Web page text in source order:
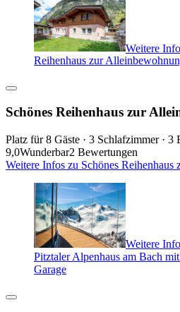
Weitere
Reihenhaus zur
Schönes Reihenhaus zur
Platz für 8 Gäste · 3 Schlafzimmer · 3
9,0Wunderbar2 Bewertungen
Weitere Infos zu Schönes
Weitere
Pitztaler Alpenhaus am Bach
Garage